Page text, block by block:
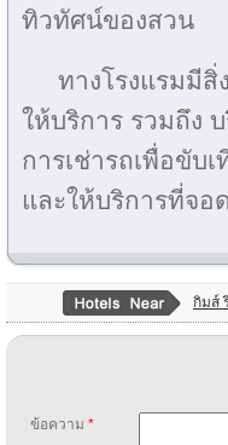
ทิวทัศน์ของสวน
ทางโรงแรมมี
ให้บริการ รวมถึง
การเช่ารถเพื่อขับ
และให้บริการที่จอ
กิมส์
ข้อความ *